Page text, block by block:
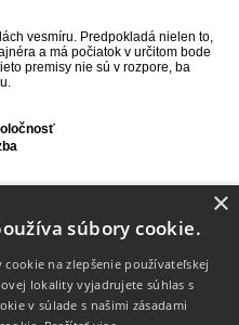
vesmíru. Predpokladá nielen to,
a má počiatok v určitom bode
premisy nie sú v rozpore, ba
×
súbory cookie.
na zlepšenie používateľskej
lokality vyjadrujete súhlas s
v súlade s našimi zásadami